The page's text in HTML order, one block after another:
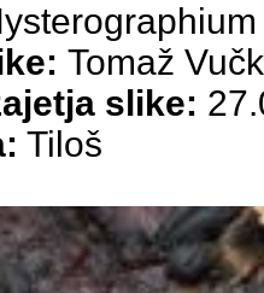
Tomaž
slike:
Tiloš